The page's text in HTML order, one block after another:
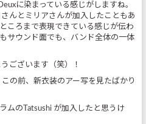
に染まっている感じがしますね。
んとミリアさんが加入したこともあ
ころまで表現できている感じが伝わ
サウンド面でも、バンド全体の一体
ございます（笑）！
の前、新衣装のアー写を見たばかり
ムのTatsushi が加入したと思うけ